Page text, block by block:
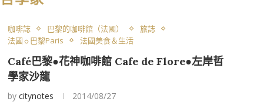
咖啡誌 巴黎的咖啡館（法國）
旅誌
法國☼巴黎Paris
法國美食＆生活
Café巴黎●花神咖啡館 Cafe de Flore●左岸哲
學家沙龍
by citynotes 2014/08/27